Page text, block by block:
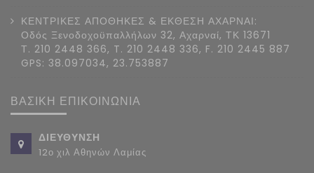
ΚΕΝΤΡΙΚΕΣ ΑΠΟΘΗΚΕΣ & ΕΚΘΕΣΗ ΑΧΑΡΝΑΙ:
Οδός Ξενοδοχοϋπαλλήλων 32, Αχαρναί, ΤΚ 13671
Τ. 210 2448 366, T. 210 2448 336, F. 210 2445 887
GPS: 38.097034, 23.753887
ΒΑΣΙΚΗ ΕΠΙΚΟΙΝΩΝΙΑ
ΔΙΕΥΘΥΝΣΗ
12ο χιλ Αθηνών Λαμίας